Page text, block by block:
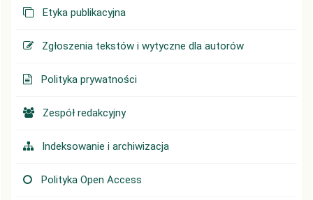
Etyka publikacyjna
Zgłoszenia tekstów i wytyczne dla autorów
Polityka prywatności
Zespół redakcyjny
Indeksowanie i archiwizacja
Polityka Open Access